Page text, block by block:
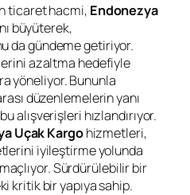
ticaret hacmi, Endonezya
büyüterek,
da gündeme getiriyor.
azaltma hedefiyle
yöneliyor. Bununla
düzenlemelerin yanı
alışverişleri hızlandırıyor.
Uçak Kargohizmetleri,
iyileştirme yolunda
Sürdürülebilir bir
kritik bir yapıya sahip.